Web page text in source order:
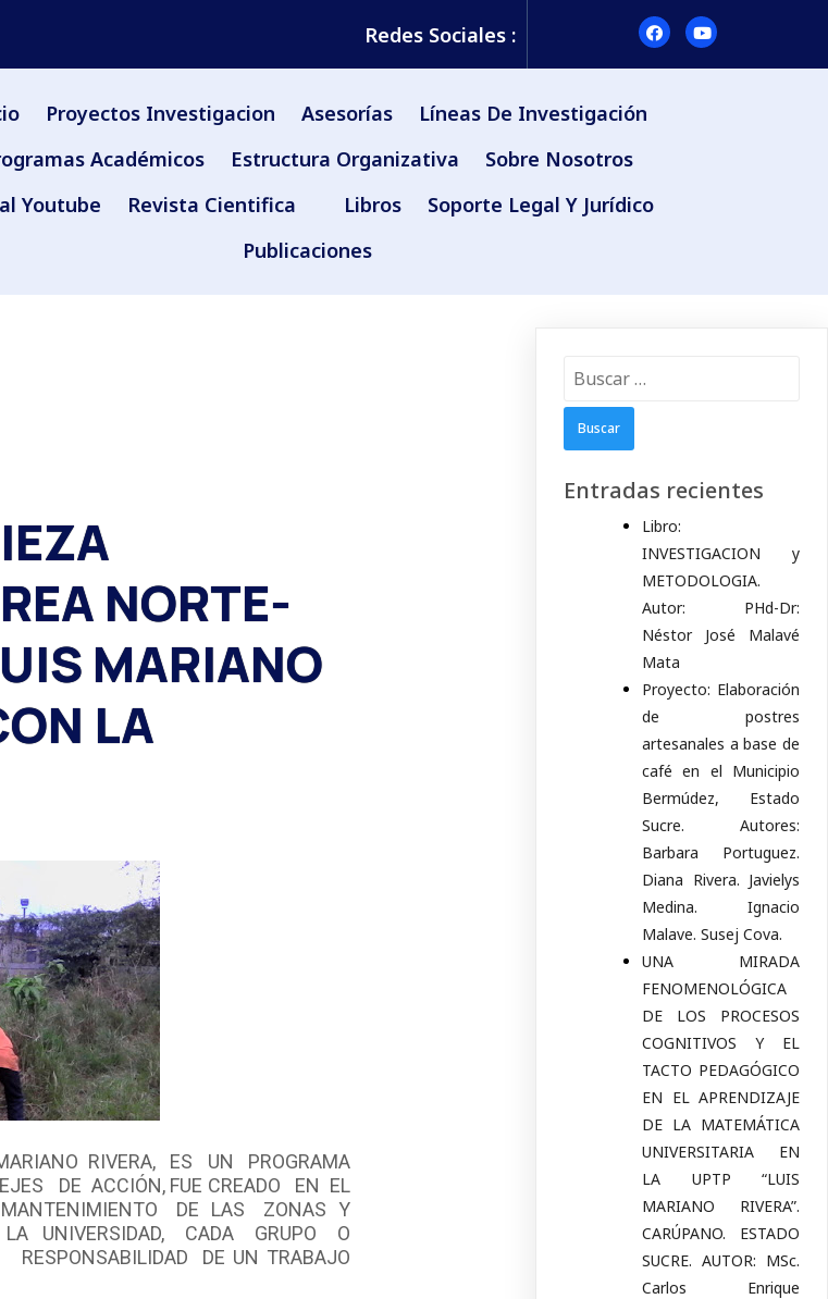
Redes Sociales :
Proyectos Investigacion Asesorías
Líneas De Investigación
Académicos
Estructura Organizativa
Sobre Nosotros
Youtube
Revista Cientifica Libros
Soporte Legal Y Jurídico
Publicaciones
NORTE-
MARIANO
LA
RIVERA, ES UN PROGRAMA
DE ACCIÓN, FUE CREADO EN EL
MANTENIMIENTO DE LAS ZONAS Y
LA UNIVERSIDAD, CADA GRUPO O
DE UN TRABAJO
Entradas recientes
Libro:
INVESTIGACION y
METODOLOGIA.
Autor: PHd-Dr:
Néstor José Malavé
Mata
Proyecto: Elaboración
de postres
artesanales a base de
café en el Municipio
Bermúdez, Estado
Sucre. Autores:
Barbara Portuguez.
Diana Rivera. Javielys
Medina. Ignacio
Malave. Susej Cova.
UNA MIRADA
FENOMENOLÓGICA
DE LOS PROCESOS
COGNITIVOS Y EL
TACTO PEDAGÓGICO
EN EL APRENDIZAJE
DE LA MATEMÁTICA
UNIVERSITARIA EN
LA UPTP “LUIS
MARIANO RIVERA”.
CARÚPANO. ESTADO
SUCRE. AUTOR: MSc.
Carlos Enrique